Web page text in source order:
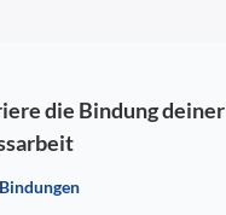
die Bindung deiner